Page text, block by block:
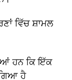
ਵਿੱਚ ਸ਼ਾਮਲ
ਹਨ ਕਿ ਇੱਕ
ਹੈ